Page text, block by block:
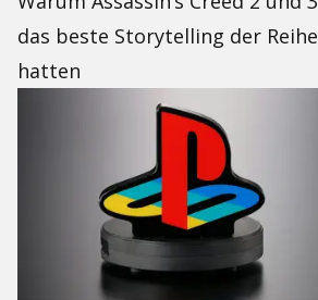
das beste Storytelling der Reihe
hatten